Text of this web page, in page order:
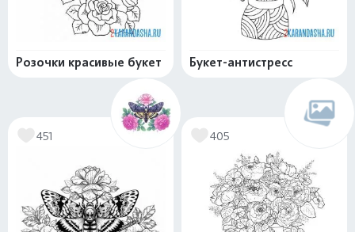
Розочки красивые букет Букет-антистресс
451 405